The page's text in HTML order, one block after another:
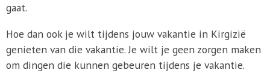
gaat.
Hoe dan ook je wilt tijdens jouw vakantie in Kirgizië
genieten van die vakantie. Je wilt je geen zorgen maken
om dingen die kunnen gebeuren tijdens je vakantie.